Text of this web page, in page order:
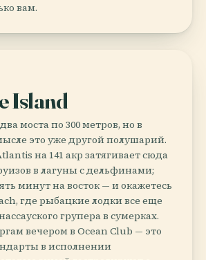
вам.
Island
моста по 300 метров, но в
это уже другой полушарий.
на 141 акр затягивает сюда
в лагуны с дельфинами;
минут на восток — и окажетесь
где рыбацкие лодки все еще
групера в сумерках.
вечером в Ocean Club — это
в исполнении